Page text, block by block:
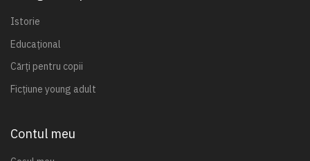
Istorie
Educațional
Cărți pentru copii
Ficțiune young adult
Contul meu